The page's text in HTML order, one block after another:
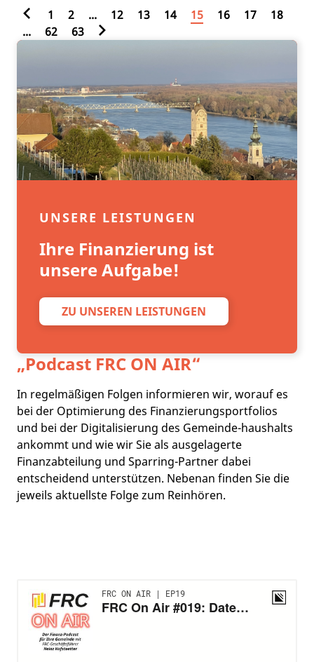
1 2 ... 12 13 14 15 16 17
18
...
62 63
UNSERE LEISTUNGEN
Ihre Finanzierung ist
unsere Aufgabe!
ZU UNSEREN LEISTUNGEN
„Podcast FRC ON AIR“
In regelmäßigen Folgen informieren wir, worauf es
bei der Optimierung des Finanzierungsportfolios
und bei der Digitalisierung des Gemeinde-haushalts
ankommt und wie wir Sie als ausgelagerte
Finanzabteilung und Sparring-Partner dabei
entscheidend unterstützen. Nebenan finden Sie die
jeweils aktuellste Folge zum Reinhören.